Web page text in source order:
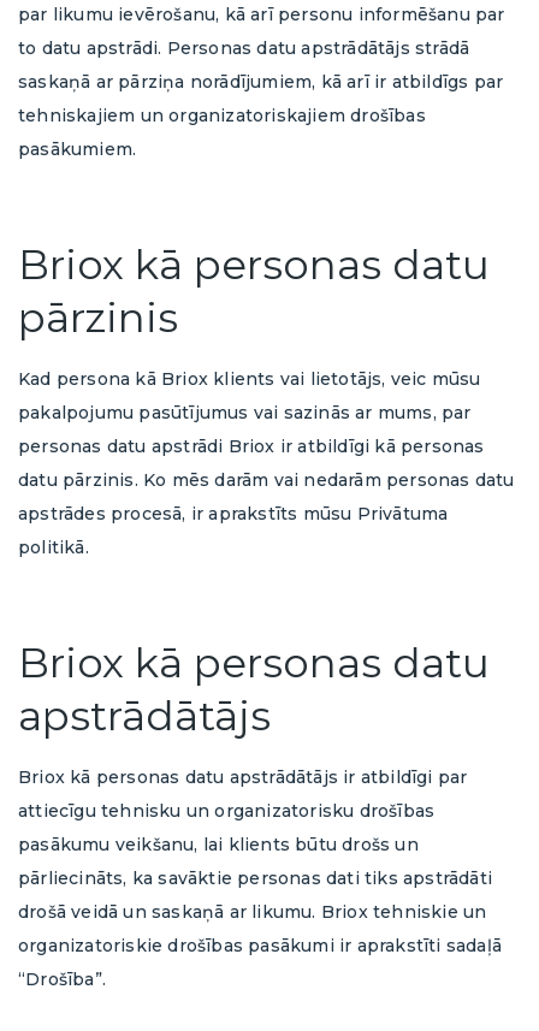
par likumu ievērošanu, kā arī personu informēšanu par
to datu apstrādi. Personas datu apstrādātājs strādā
saskaņā ar pārziņa norādījumiem, kā arī ir atbildīgs par
tehniskajiem un organizatoriskajiem drošības
pasākumiem.
Briox kā personas datu
pārzinis
Kad persona kā Briox klients vai lietotājs, veic mūsu
pakalpojumu pasūtījumus vai sazinās ar mums, par
personas datu apstrādi Briox ir atbildīgi kā personas
datu pārzinis. Ko mēs darām vai nedarām personas datu
apstrādes procesā, ir aprakstīts mūsu Privātuma
politikā.
Briox kā personas datu
apstrādātājs
Briox kā personas datu apstrādātājs ir atbildīgi par
attiecīgu tehnisku un organizatorisku drošības
pasākumu veikšanu, lai klients būtu drošs un
pārliecināts, ka savāktie personas dati tiks apstrādāti
drošā veidā un saskaņā ar likumu. Briox tehniskie un
organizatoriskie drošības pasākumi ir aprakstīti sadaļā
“Drošība”.